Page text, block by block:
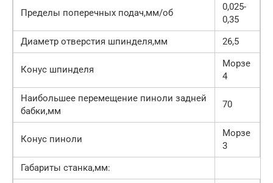
Пределы поперечных подач,мм/об
0,025-
0,35
Диаметр отверстия шпинделя,мм
26,5
Конус шпинделя
Морзе
4
Наибольшее перемещение пиноли задней
бабки,мм
70
Конус пиноли
Морзе
3
Габариты станка,мм: